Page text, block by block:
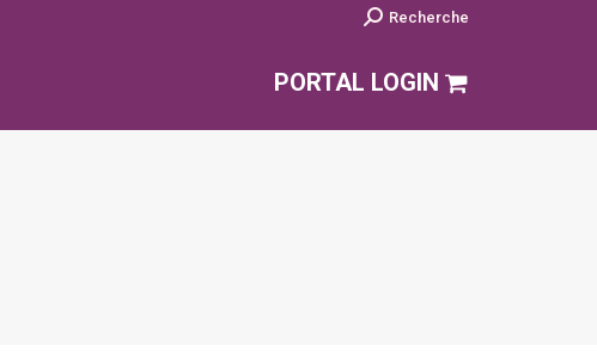
Search:Recherche
PORTAL LOGIN